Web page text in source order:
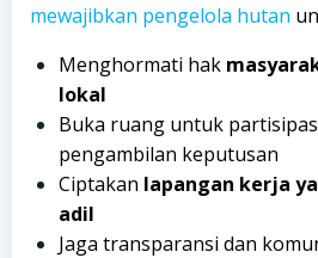
mewajibkan pengelola hutan
Menghormati hak
lokal
Buka ruang untuk
pengambilan keputusan
Ciptakan lapangan kerja
adil
Jaga transparansi dan